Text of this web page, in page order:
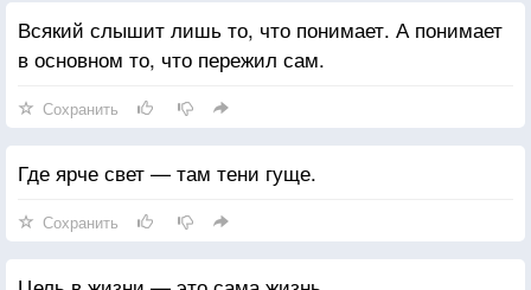
Всякий слышит лишь то, что понимает. А понимает
в основном то, что пережил сам.
Сохранить
Где ярче свет — там тени гуще.
Сохранить